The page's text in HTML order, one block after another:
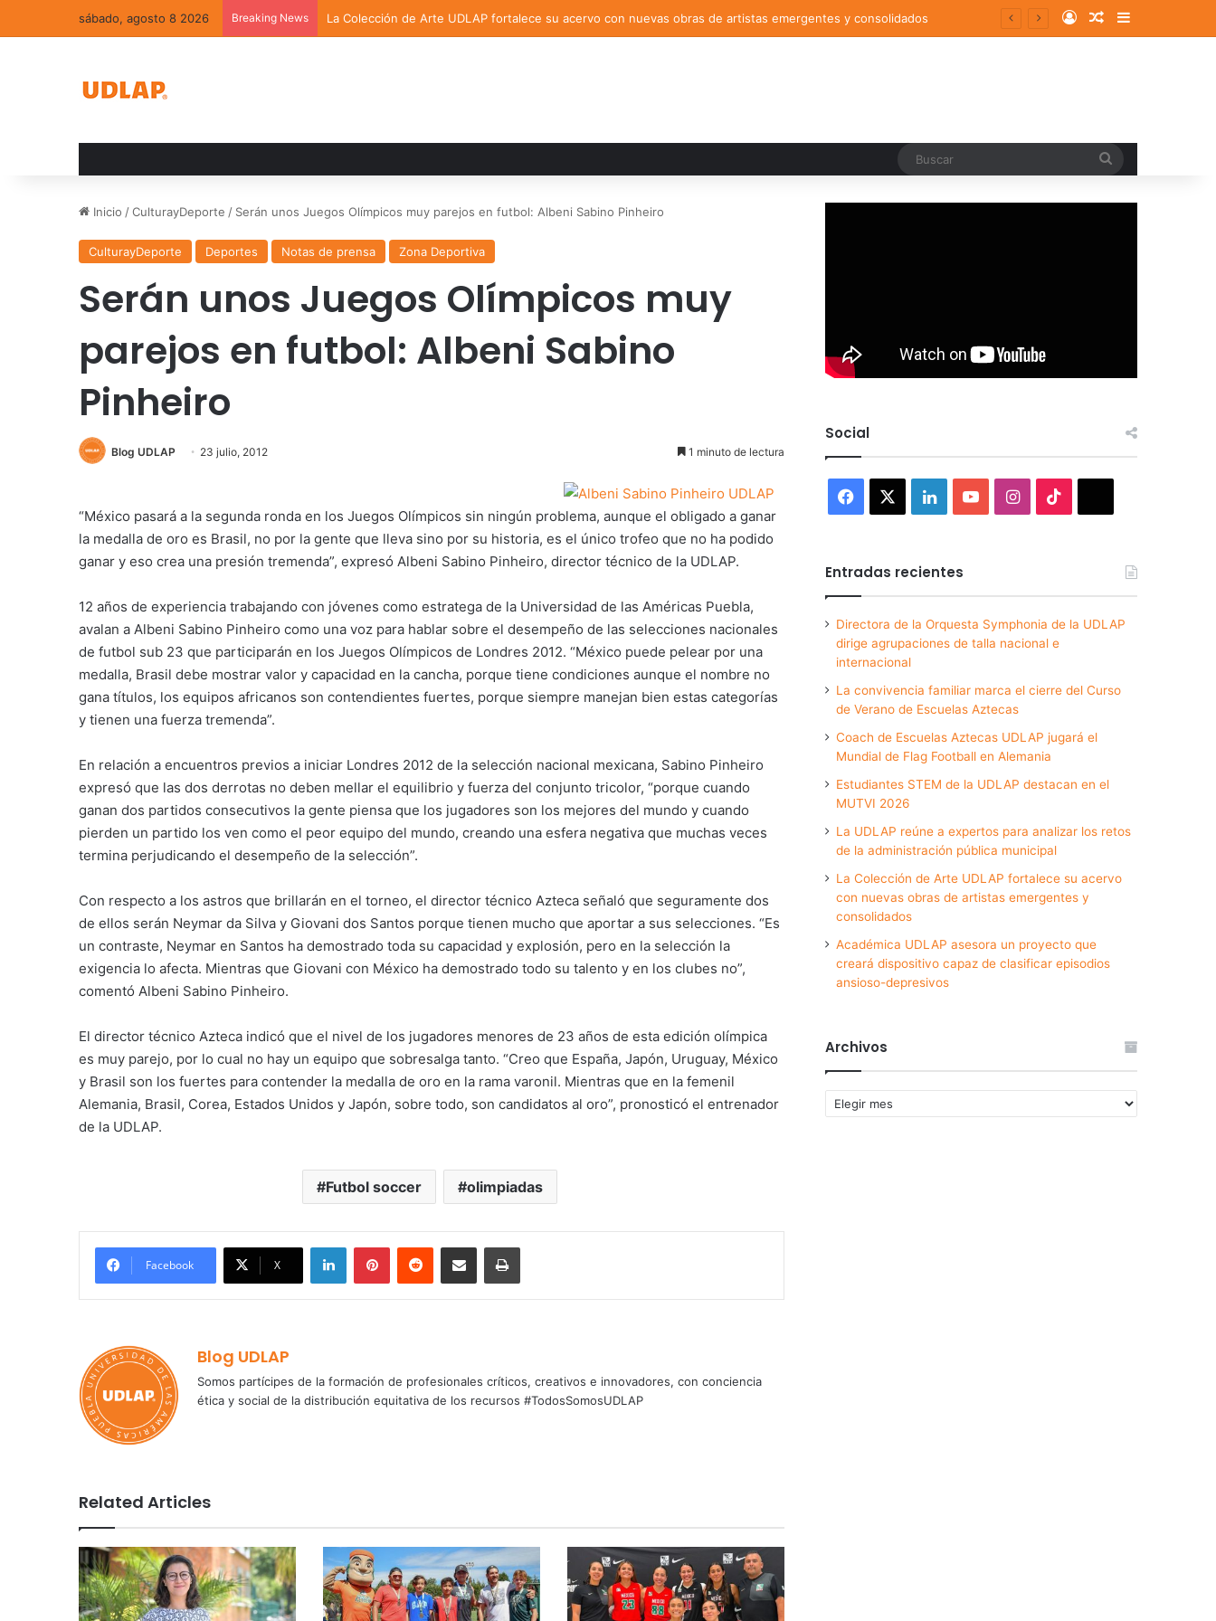
sábado, agosto 8 2026 Breaking News La Colección de Arte UDLAP fortalece su acervo con nuevas obras de artistas emergentes y consolidados Log InRandom Article
Sidebar
Inicio /CulturayDeporte / Serán unos Juegos Olímpicos muy parejos en futbol: Albeni Sabino Pinheiro
CulturayDeporte Deportes Notas de prensa Zona Deportiva
Serán unos Juegos Olímpicos muy
parejos en futbol: Albeni Sabino
Pinheiro
Blog UDLAP 23 julio, 2012 1 minuto de lectura
“México pasará a la segunda ronda en los Juegos Olímpicos sin ningún problema, aunque el obligado a ganar
la medalla de oro es Brasil, no por la gente que lleva sino por su historia, es el único trofeo que no ha podido
ganar y eso crea una presión tremenda”, expresó Albeni Sabino Pinheiro, director técnico de la UDLAP.
12 años de experiencia trabajando con jóvenes como estratega de la Universidad de las Américas Puebla,
avalan a Albeni Sabino Pinheiro como una voz para hablar sobre el desempeño de las selecciones nacionales
de futbol sub 23 que participarán en los Juegos Olímpicos de Londres 2012. “México puede pelear por una
medalla, Brasil debe mostrar valor y capacidad en la cancha, porque tiene condiciones aunque el nombre no
gana títulos, los equipos africanos son contendientes fuertes, porque siempre manejan bien estas categorías
y tienen una fuerza tremenda”.
En relación a encuentros previos a iniciar Londres 2012 de la selección nacional mexicana, Sabino Pinheiro
expresó que las dos derrotas no deben mellar el equilibrio y fuerza del conjunto tricolor, “porque cuando
ganan dos partidos consecutivos la gente piensa que los jugadores son los mejores del mundo y cuando
pierden un partido los ven como el peor equipo del mundo, creando una esfera negativa que muchas veces
termina perjudicando el desempeño de la selección”.
Con respecto a los astros que brillarán en el torneo, el director técnico Azteca señaló que seguramente dos
de ellos serán Neymar da Silva y Giovani dos Santos porque tienen mucho que aportar a sus selecciones. “Es
un contraste, Neymar en Santos ha demostrado toda su capacidad y explosión, pero en la selección la
exigencia lo afecta. Mientras que Giovani con México ha demostrado todo su talento y en los clubes no”,
comentó Albeni Sabino Pinheiro.
El director técnico Azteca indicó que el nivel de los jugadores menores de 23 años de esta edición olímpica
es muy parejo, por lo cual no hay un equipo que sobresalga tanto. “Creo que España, Japón, Uruguay, México
y Brasil son los fuertes para contender la medalla de oro en la rama varonil. Mientras que en la femenil
Alemania, Brasil, Corea, Estados Unidos y Japón, sobre todo, son candidatos al oro”, pronosticó el entrenador
de la UDLAP.
Futbol soccer olimpiadas
Facebook X
LinkedInPinterestReddit Share via Email Print
Blog UDLAP
Somos partícipes de la formación de profesionales críticos, creativos e innovadores, con conciencia
ética y social de la distribución equitativa de los recursos #TodosSomosUDLAP
Related Articles
Social
Facebook LinkedInYouTubeInstagram
Entradas recientes
Directora de la Orquesta Symphonia de la UDLAP
dirige agrupaciones de talla nacional e
internacional
La convivencia familiar marca el cierre del Curso
de Verano de Escuelas Aztecas
Coach de Escuelas Aztecas UDLAP jugará el
Mundial de Flag Football en Alemania
Estudiantes STEM de la UDLAP destacan en el
MUTVI 2026
La UDLAP reúne a expertos para analizar los retos
de la administración pública municipal
La Colección de Arte UDLAP fortalece su acervo
con nuevas obras de artistas emergentes y
consolidados
Académica UDLAP asesora un proyecto que
creará dispositivo capaz de clasificar episodios
ansioso-depresivos
Archivos
Archivos